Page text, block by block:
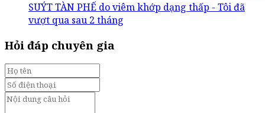
SUÝT TÀN PHẾ do viêm khớp dạng thấp - Tôi đã
vượt qua sau 2 tháng
Hỏi đáp chuyên gia